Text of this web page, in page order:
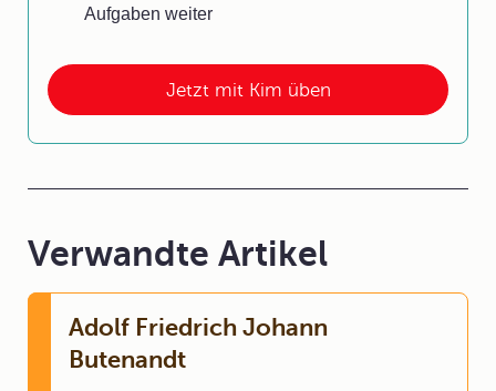
Jetzt mit Kim üben
Aufgaben weiter
Verwandte Artikel
Adolf Friedrich Johann
Butenandt